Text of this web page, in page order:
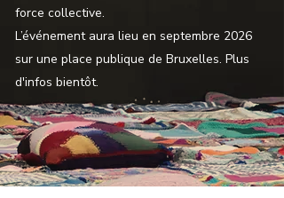
force collective.
L’événement aura lieu en septembre 2026
sur une place publique de Bruxelles. Plus
d'infos bientôt.